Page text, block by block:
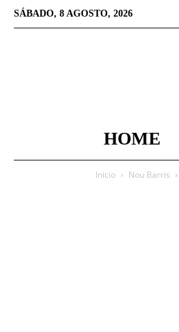
SÁBADO, 8 AGOSTO, 2026
HOME
Inicio Nou Barris